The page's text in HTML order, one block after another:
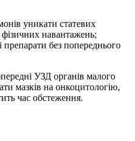
уникати статевих
фізичних навантажень;
без попереднього
УЗД органів малого
мазків на онкоцитологію,
час обстеження.